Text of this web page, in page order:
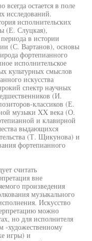
всегда остается в поле
исследований.
исполнительских
(Е. Слуцкая),
в истории
(С. Вартанов), основы
фортепианного
исполнительское
культурных смыслов
искусства
спектр научных
(И.
классиков (Е.
музыки XX века (О.
и клавирной
выдающихся
(Т. Щикунова) и
фортепианного
считать
вне
произведения
музыкального
Искусство
можно
но для исполнителя
-художественному
игры) и